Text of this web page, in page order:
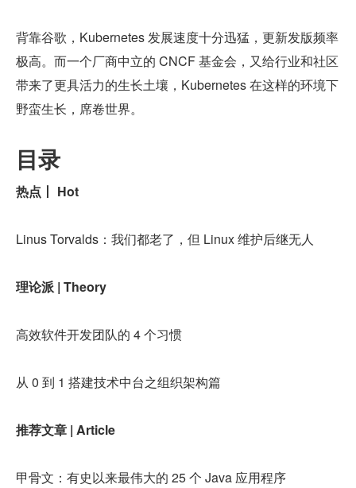
背靠谷歌，Kubernetes 发展速度十分迅猛，更新发版频率
极高。而一个厂商中立的 CNCF 基金会，又给行业和社区
带来了更具活力的生长土壤，Kubernetes 在这样的环境下
野蛮生长，席卷世界。
目录
热点丨 Hot
Linus Torvalds：我们都老了，但 Linux 维护后继无人
理论派 | Theory
高效软件开发团队的 4 个习惯
从 0 到 1 搭建技术中台之组织架构篇
推荐文章 | Article
甲骨文：有史以来最伟大的 25 个 Java 应用程序